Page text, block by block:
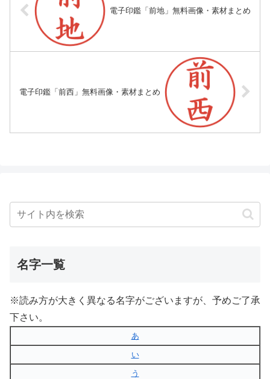
電子印鑑「前地」無料画像・素材まとめ
電子印鑑「前西」無料画像・素材まとめ
名字一覧
※読み方が大きく異なる名字がございますが、予めご了承
下さい。
あ
い
う